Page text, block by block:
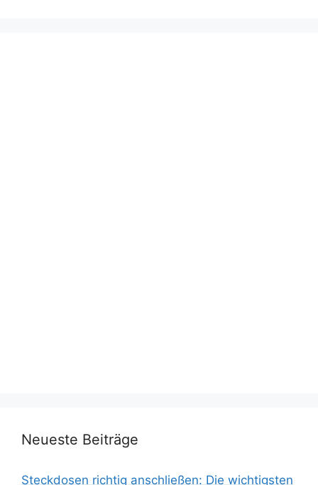
Neueste Beiträge
Steckdosen richtig anschließen: Die wichtigsten